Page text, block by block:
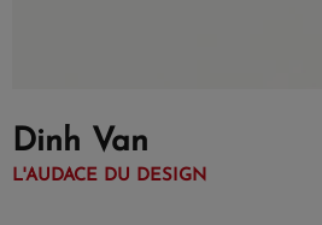
Dinh Van
L'AUDACE DU DESIGN